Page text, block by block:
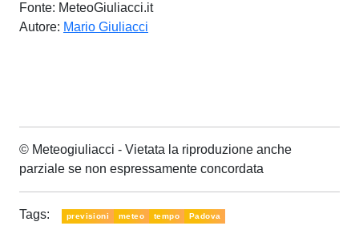
Fonte: MeteoGiuliacci.it
Autore: Mario Giuliacci
© Meteogiuliacci - Vietata la riproduzione anche
parziale se non espressamente concordata
Tags: previsioni meteo tempo Padova